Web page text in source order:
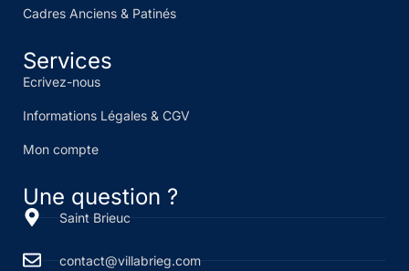
Cadres Anciens & Patinés
Services
Ecrivez-nous
Informations Légales & CGV
Mon compte
Une question ?
Saint Brieuc
contact@villabrieg.com